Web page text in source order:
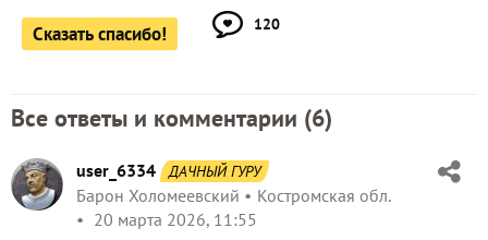
Сказать спасибо! 120
Все ответы и комментарии (6)
user_6334 ДАЧНЫЙ ГУРУ
Барон Холомеевский
Костромская обл.
20 марта 2026, 11:55